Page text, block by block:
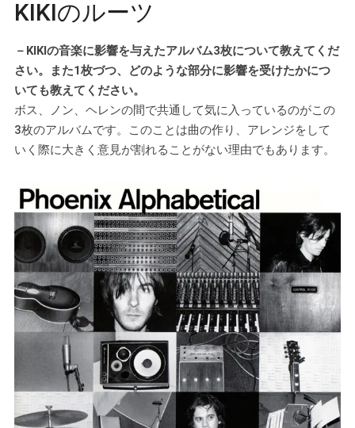
KIKIのルーツ
－KIKIの音楽に影響を与えたアルバム3枚について教えてくだ
さい。また1枚づつ、どのような部分に影響を受けたかにつ
いても教えてください。
ボス、ノン、ヘレンの間で共通して気に入っているのがこの
3枚のアルバムです。このことは曲の作り、アレンジをして
いく際に大きく意見が割れることがない理由でもあります。